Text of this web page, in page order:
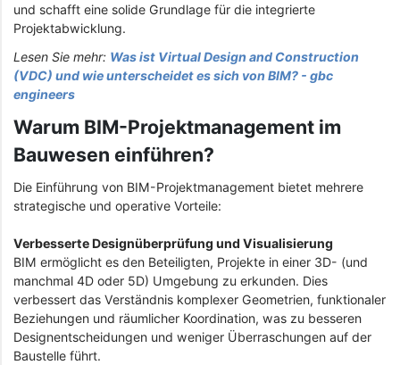
und schafft eine solide Grundlage für die integrierte
Projektabwicklung.
Lesen Sie mehr: Was ist Virtual Design and Construction
(VDC) und wie unterscheidet es sich von BIM? - gbc
engineers
Warum BIM-Projektmanagement im
Bauwesen einführen?
Die Einführung von BIM-Projektmanagement bietet mehrere
strategische und operative Vorteile:
Verbesserte Designüberprüfung und Visualisierung
BIM ermöglicht es den Beteiligten, Projekte in einer 3D- (und
manchmal 4D oder 5D) Umgebung zu erkunden. Dies
verbessert das Verständnis komplexer Geometrien, funktionaler
Beziehungen und räumlicher Koordination, was zu besseren
Designentscheidungen und weniger Überraschungen auf der
Baustelle führt.